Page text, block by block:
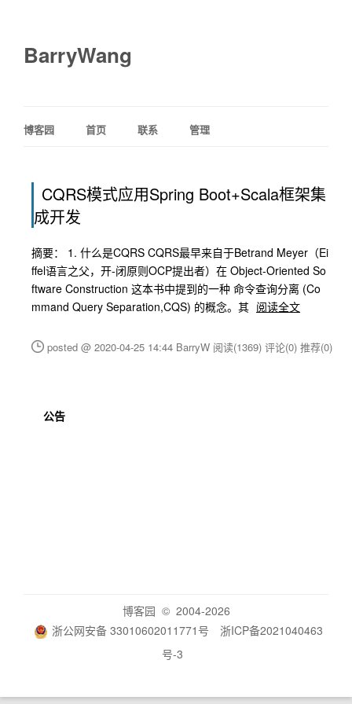
BarryWang
博客园 首页 联系 管理
CQRS模式应用Spring Boot+Scala框架集
成开发
摘要： 1. 什么是CQRS CQRS最早来自于Betrand Meyer（Ei
ffel语言之父，开-闭原则OCP提出者）在 Object-Oriented So
ftware Construction 这本书中提到的一种 命令查询分离 (Co
mmand Query Separation,CQS) 的概念。其 阅读全文
posted @ 2020-04-25 14:44 BarryW 阅读(1369) 评论(0) 推荐(0)
公告
博客园 © 2004-2026
浙公网安备 33010602011771号
浙ICP备2021040463
号-3